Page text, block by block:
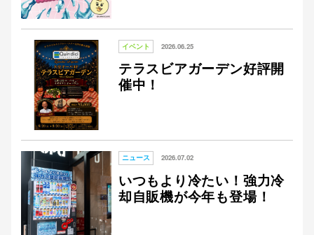
イベント 2026.06.25
テラスビアガーデン好評開
催中！
ニュース 2026.07.02
いつもより冷たい！強力冷
却自販機が今年も登場！